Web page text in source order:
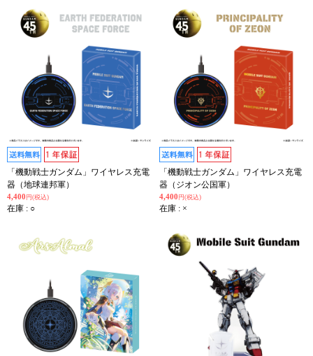
「機動戦士ガンダム」ワイヤレス充電
器（地球連邦軍）
4,400 円(税込)
在庫 : ○
「機動戦士ガンダム」ワイヤレス充電
器（ジオン公国軍）
4,400 円(税込)
在庫 : ×